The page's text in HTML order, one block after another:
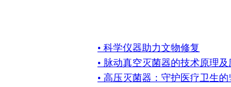
• 科学仪器助力文物修复
• 脉动真空灭菌器的技术原理
• 高压灭菌器：守护医疗卫生